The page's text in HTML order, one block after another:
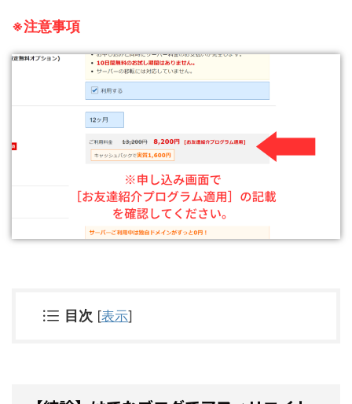
※注意事項
目次 [表示]